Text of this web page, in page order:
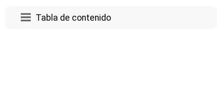
Tabla de contenido